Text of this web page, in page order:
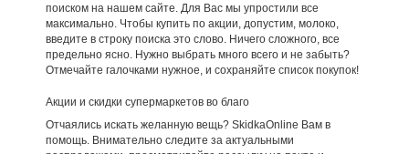
поиском на нашем сайте. Для Вас мы упростили все
максимально. Чтобы купить по акции, допустим, молоко,
введите в строку поиска это слово. Ничего сложного, все
предельно ясно. Нужно выбрать много всего и не забыть?
Отмечайте галочками нужное, и сохраняйте список покупок!
Акции и скидки супермаркетов во благо
Отчаялись искать желанную вещь? SkidkaOnline Вам в
помощь. Внимательно следите за актуальными